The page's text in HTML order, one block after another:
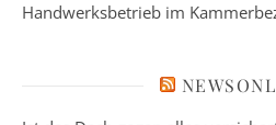
Handwerksbetrieb im